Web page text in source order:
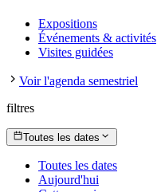
Expositions
Événements & activités
Visites guidées
Voir l'agenda semestriel
filtres
Toutes les dates
Toutes les dates
Aujourd'hui